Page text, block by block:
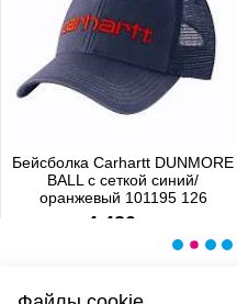
Бейсболка Carhartt DUNMORE
BALL с сеткой синий/
оранжевый 101195 126
4 480 р.